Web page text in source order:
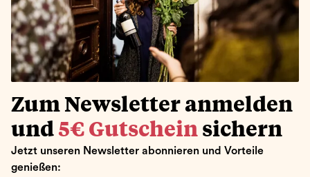
Zum Newsletter anmelden
und 5€ Gutschein sichern
Jetzt unseren Newsletter abonnieren und Vorteile
genießen: